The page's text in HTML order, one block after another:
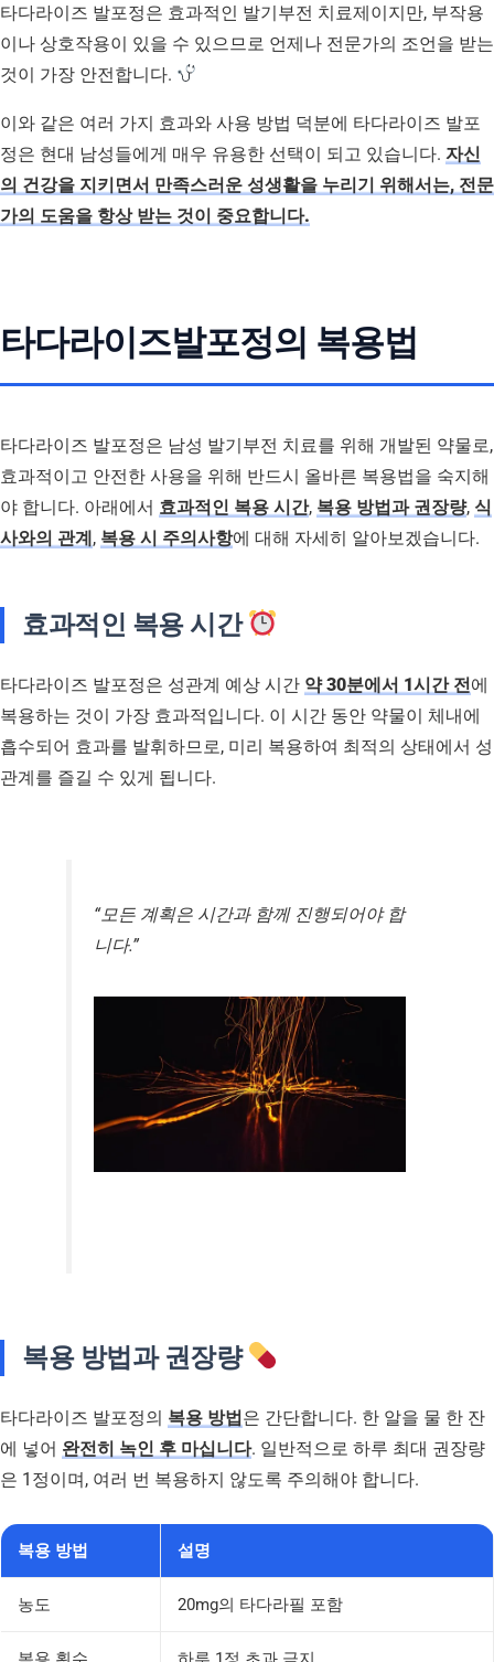
타다라이즈 발포정은 효과적인 발기부전 치료제이지만, 부작용
이나 상호작용이 있을 수 있으므로 언제나 전문가의 조언을 받는
것이 가장 안전합니다.
이와 같은 여러 가지 효과와 사용 방법 덕분에 타다라이즈 발포
정은 현대 남성들에게 매우 유용한 선택이 되고 있습니다. 자신
의 건강을 지키면서 만족스러운 성생활을 누리기 위해서는, 전문
가의 도움을 항상 받는 것이 중요합니다.
타다라이즈발포정의 복용법
타다라이즈 발포정은 남성 발기부전 치료를 위해 개발된 약물로,
효과적이고 안전한 사용을 위해 반드시 올바른 복용법을 숙지해
야 합니다. 아래에서 효과적인 복용 시간, 복용 방법과 권장량, 식
사와의 관계, 복용 시 주의사항에 대해 자세히 알아보겠습니다.
효과적인 복용 시간
타다라이즈 발포정은 성관계 예상 시간 약 30분에서 1시간 전에
복용하는 것이 가장 효과적입니다. 이 시간 동안 약물이 체내에
흡수되어 효과를 발휘하므로, 미리 복용하여 최적의 상태에서 성
관계를 즐길 수 있게 됩니다.
“모든 계획은 시간과 함께 진행되어야 합
니다.”
복용 방법과 권장량
타다라이즈 발포정의 복용 방법은 간단합니다. 한 알을 물 한 잔
에 넣어 완전히 녹인 후 마십니다. 일반적으로 하루 최대 권장량
은 1정이며, 여러 번 복용하지 않도록 주의해야 합니다.
복용 방법 설명
농도 20mg의 타다라필 포함